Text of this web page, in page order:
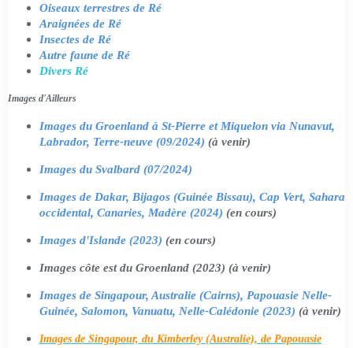
Oiseaux terrestres de Ré
Araignées de Ré
Insectes de Ré
Autre faune de Ré
Divers Ré
Images d'Ailleurs
Images du Groenland à St-Pierre et Miquelon via Nunavut,
Labrador, Terre-neuve (09/2024) (à venir)
Images du Svalbard (07/2024)
Images de Dakar, Bijagos (Guinée Bissau), Cap Vert, Sahara
occidental, Canaries, Madère (2024) (en cours)
Images d'Islande (2023) (en cours)
Images côte est du Groenland (2023) (à venir)
Images de Singapour, Australie (Cairns), Papouasie Nelle-
Guinée, Salomon, Vanuatu, Nelle-Calédonie (2023) (à venir)
Images de Singapour, du Kimberley (Australie), de Papouasie